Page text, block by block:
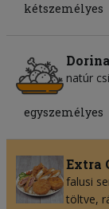
kétszemélyes
natúr
egyszemélyes
Extra
falusi
töltve,